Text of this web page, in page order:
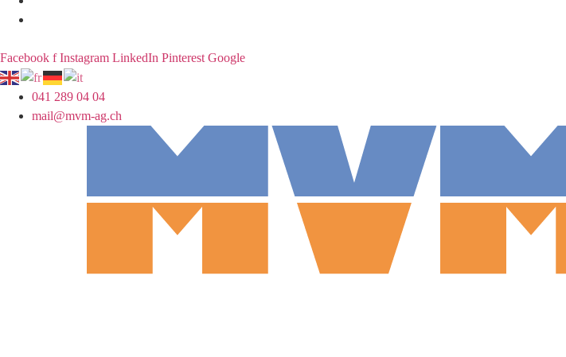
Facebook f Instagram LinkedIn Pinterest Google
041 289 04 04
mail@mvm-ag.ch